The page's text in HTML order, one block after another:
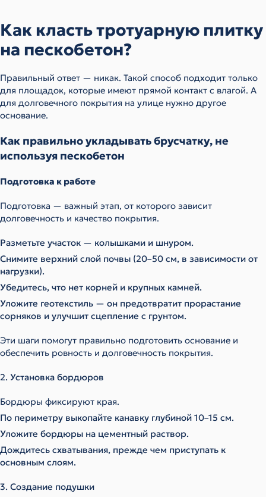
Как класть тротуарную плитку
на пескобетон?
Правильный ответ — никак. Такой способ подходит только
для площадок, которые имеют прямой контакт с влагой. А
для долговечного покрытия на улице нужно другое
основание.
Как правильно укладывать брусчатку, не
используя пескобетон
Подготовка к работе
Подготовка — важный этап, от которого зависит
долговечность и качество покрытия.
Разметьте участок — колышками и шнуром.
Снимите верхний слой почвы (20–50 см, в зависимости от
нагрузки).
Убедитесь, что нет корней и крупных камней.
Уложите геотекстиль — он предотвратит прорастание
сорняков и улучшит сцепление с грунтом.
Эти шаги помогут правильно подготовить основание и
обеспечить ровность и долговечность покрытия.
2. Установка бордюров
Бордюры фиксируют края.
По периметру выкопайте канавку глубиной 10–15 см.
Уложите бордюры на цементный раствор.
Дождитесь схватывания, прежде чем приступать к
основным слоям.
3. Создание подушки